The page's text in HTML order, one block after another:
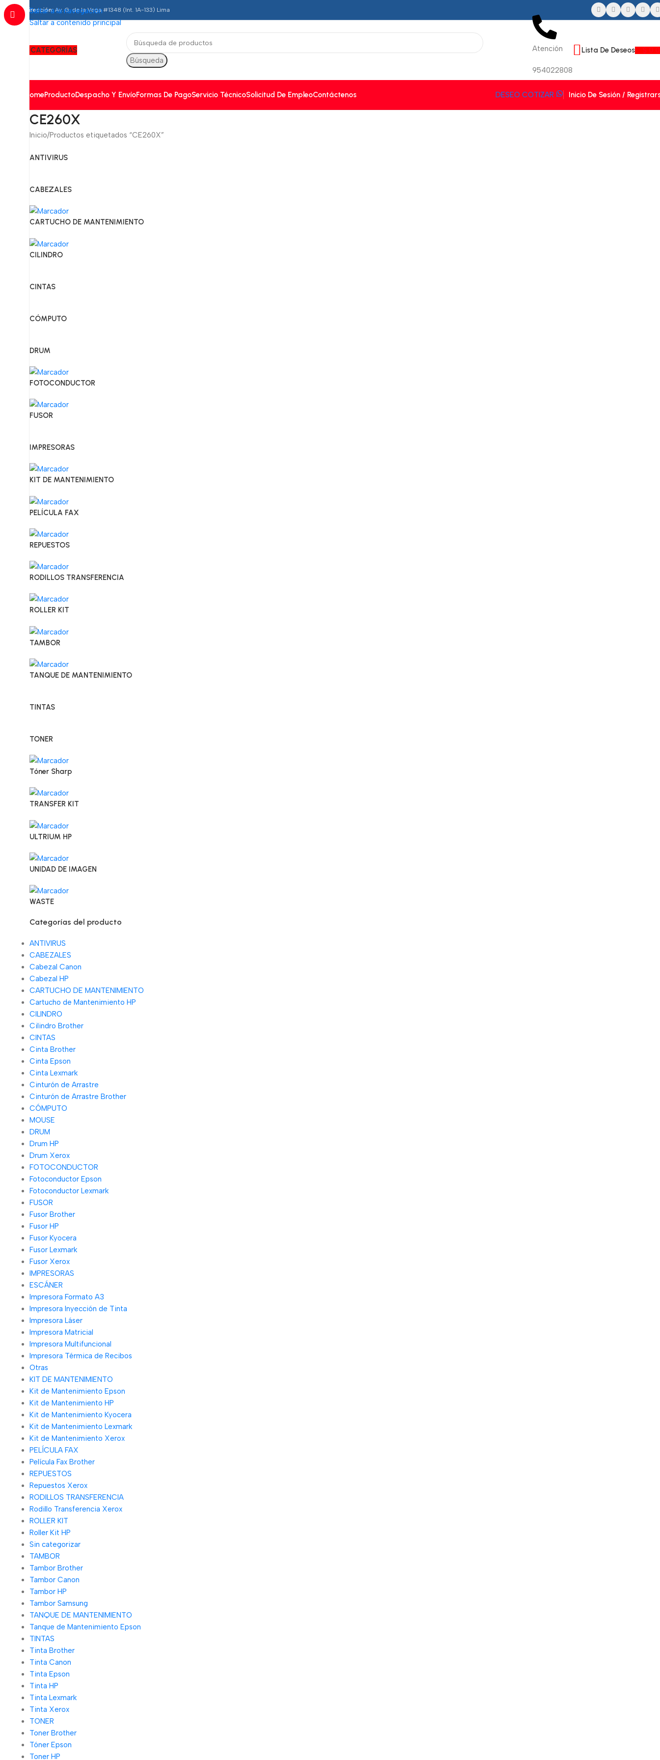
Saltar a la navegación
Saltar a contenido principal
Dirección:Av. G. de la Vega #1348 (Int. 1A-133) Lima
CATEGORÍAS
Búsqueda
Atención
954022808
Lista De Deseos $
HomeProductoDespacho Y EnvíoFormas De PagoServicio TécnicoSolicitud De EmpleoContáctenos DESEO COTIZAR Inicio De Sesión /
CE260X
Inicio Productos etiquetados “CE260X”
ANTIVIRUS
CABEZALES
CARTUCHO DE MANTENIMIENTO
CILINDRO
CINTAS
CÓMPUTO
DRUM
FOTOCONDUCTOR
FUSOR
IMPRESORAS
KIT DE MANTENIMIENTO
PELÍCULA FAX
REPUESTOS
RODILLOS TRANSFERENCIA
ROLLER KIT
TAMBOR
TANQUE DE MANTENIMIENTO
TINTAS
TONER
Tóner Sharp
TRANSFER KIT
ULTRIUM HP
UNIDAD DE IMAGEN
WASTE
Categorías del producto
ANTIVIRUS
CABEZALES
Cabezal Canon
Cabezal HP
CARTUCHO DE MANTENIMIENTO
Cartucho de Mantenimiento HP
CILINDRO
Cilindro Brother
CINTAS
Cinta Brother
Cinta Epson
Cinta Lexmark
Cinturón de Arrastre
Cinturón de Arrastre Brother
CÓMPUTO
MOUSE
DRUM
Drum HP
Drum Xerox
FOTOCONDUCTOR
Fotoconductor Epson
Fotoconductor Lexmark
FUSOR
Fusor Brother
Fusor HP
Fusor Kyocera
Fusor Lexmark
Fusor Xerox
IMPRESORAS
ESCÁNER
Impresora Formato A3
Impresora Inyección de Tinta
Impresora Láser
Impresora Matricial
Impresora Multifuncional
Impresora Térmica de Recibos
Otras
KIT DE MANTENIMIENTO
Kit de Mantenimiento Epson
Kit de Mantenimiento HP
Kit de Mantenimiento Kyocera
Kit de Mantenimiento Lexmark
Kit de Mantenimiento Xerox
PELÍCULA FAX
Película Fax Brother
REPUESTOS
Repuestos Xerox
RODILLOS TRANSFERENCIA
Rodillo Transferencia Xerox
ROLLER KIT
Roller Kit HP
Sin categorizar
TAMBOR
Tambor Brother
Tambor Canon
Tambor HP
Tambor Samsung
TANQUE DE MANTENIMIENTO
Tanque de Mantenimiento Epson
TINTAS
Tinta Brother
Tinta Canon
Tinta Epson
Tinta HP
Tinta Lexmark
Tinta Xerox
TONER
Toner Brother
Tóner Epson
Toner HP